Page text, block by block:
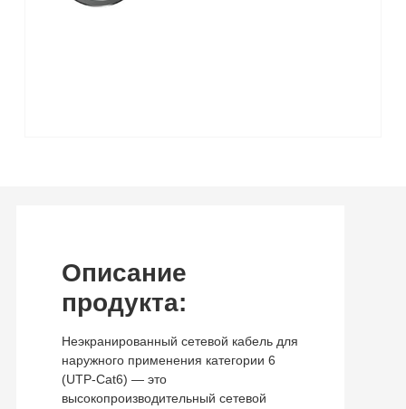
Описание
продукта:
Неэкранированный сетевой кабель для
наружного применения категории 6
(UTP-Cat6) — это
высокопроизводительный сетевой